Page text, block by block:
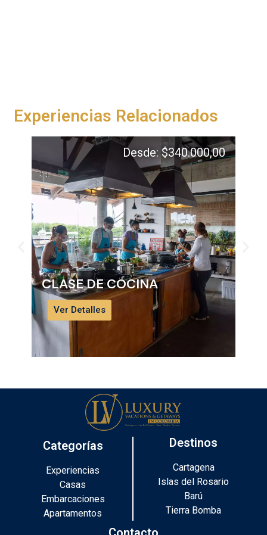
Experiencias Relacionados
Desde: $340.000,00
CLASE DE COCINA
Ver Detalles
Categorías
Experiencias
Casas
Embarcaciones
Apartamentos
Destinos
Cartagena
Islas del Rosario
Barú
Tierra Bomba